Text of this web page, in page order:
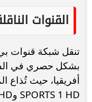
القنوات
تنقل شبكة قنوات
بشكل حصري في